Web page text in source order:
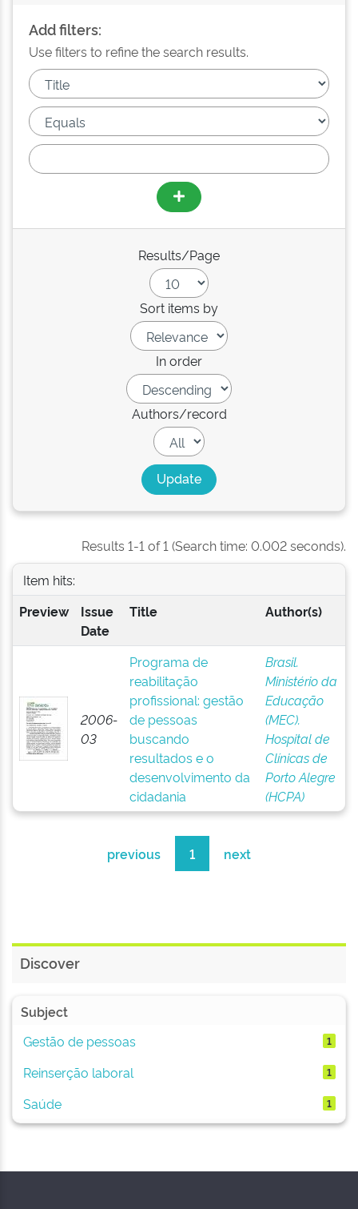
Add filters:
Use filters to refine the search results.
Results/Page
Sort items by
In order
Authors/record
Results 1-1 of 1 (Search time: 0.002 seconds).
Item hits:
Preview
Issue
Date
Title Author(s)
2006-
03
Programa de
reabilitação
profissional: gestão
de pessoas
buscando
resultados e o
desenvolvimento da
cidadania
Brasil.
Ministério da
Educação
(MEC).
Hospital de
Clínicas de
Porto Alegre
(HCPA)
previous 1 next
Discover
Subject
Gestão de pessoas
1
Reinserção laboral 1
Saúde 1